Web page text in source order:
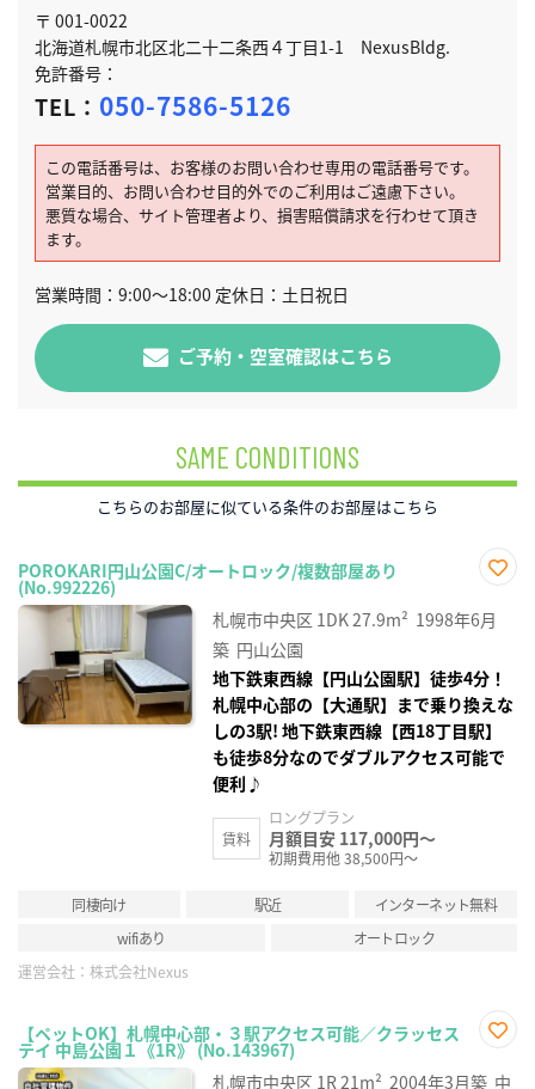
〒 001-0022
北海道札幌市北区北二十二条西４丁目1-1 NexusBldg.
免許番号：
TEL： 050-7586-5126
この電話番号は、お客様のお問い合わせ専用の電話番号です。
営業目的、お問い合わせ目的外でのご利用はご遠慮下さい。
悪質な場合、サイト管理者より、損害賠償請求を行わせて頂き
ます。
営業時間：9:00～18:00 定休日：土日祝日
ご予約・空室確認はこちら
SAME CONDITIONS
こちらのお部屋に似ている条件のお部屋はこちら
POROKARI円山公園C/オートロック/複数部屋あり
(No.992226)
に入
り登
札幌市中央区 1DK27.9m² 1998年6月
築 円山公園
地下鉄東西線【円山公園駅】徒歩4分！
札幌中心部の【大通駅】まで乗り換えな
しの3駅! 地下鉄東西線【西18丁目駅】
も徒歩8分なのでダブルアクセス可能で
便利♪
賃料
ロングプラン
月額目安 117,000円～
初期費用他 38,500円～
同棲向け 駅近
インターネット無料
wifiあり
オートロック
運営会社： 株式会社Nexus
【ペットOK】札幌中心部・３駅アクセス可能／クラッセス
テイ 中島公園１《1R》 (No.143967)
に入
札幌市中央区 1R21m² 2004年3月築 中